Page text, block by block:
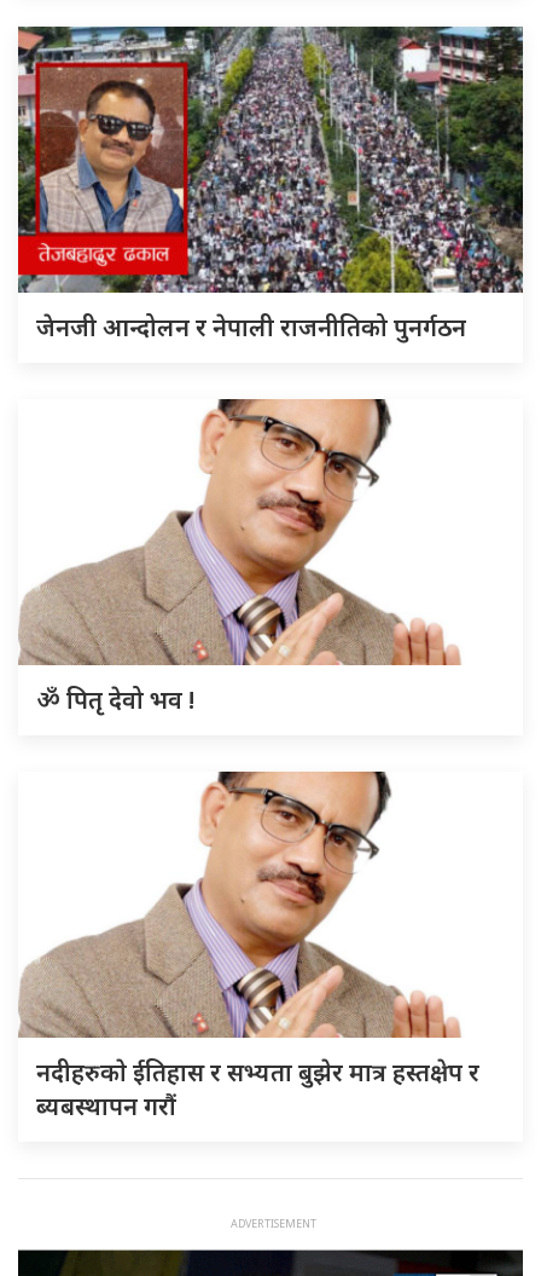
जेनजी आन्दोलन र नेपाली राजनीतिको पुनर्गठन
ॐ पितृ देवो भव !
नदीहरुकाे ईतिहास र सभ्यता बुझेर मात्र हस्तक्षेप र
ब्यबस्थापन गराैं